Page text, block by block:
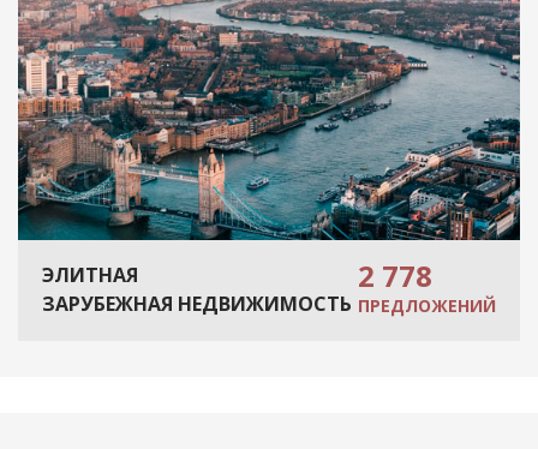
ЭЛИТНАЯ
ЗАРУБЕЖНАЯ НЕДВИЖИМОСТЬ
2 778
ПРЕДЛОЖЕНИЙ